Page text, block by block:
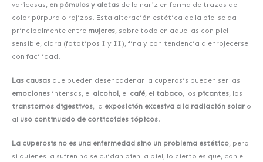
varicosas, en pómulos y aletas de la nariz en forma de trazos de
color púrpura o rojizos. Esta alteración estética de la piel se da
principalmente entre mujeres, sobre todo en aquellas con piel
sensible, clara (fototipos I y II), fina y con tendencia a enrojecerse
con facilidad.
Las causas que pueden desencadenar la cuperosis pueden ser las
emociones intensas, el alcohol, el café, el tabaco, los picantes, los
transtornos digestivos, la exposición excesiva a la radiación solar o
al uso continuado de corticoides tópicos.
La cuperosis no es una enfermedad sino un problema estético, pero
si quienes la sufren no se cuidan bien la piel, lo cierto es que, con el